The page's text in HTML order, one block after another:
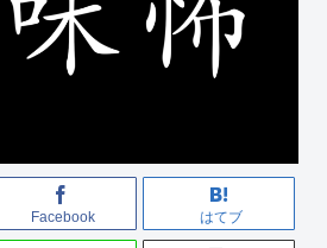
Facebook はてブ